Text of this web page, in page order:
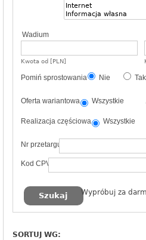
Wadium
Kwota od [PLN]
Pomiń sprostowania Nie Tak
Oferta wariantowa Wszystkie
Realizacja częściowa Wszystkie
Nr przetargu
Kod CPV
Wypróbuj za
SORTUJ WG: